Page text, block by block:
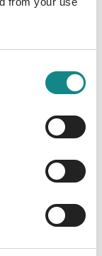
sie